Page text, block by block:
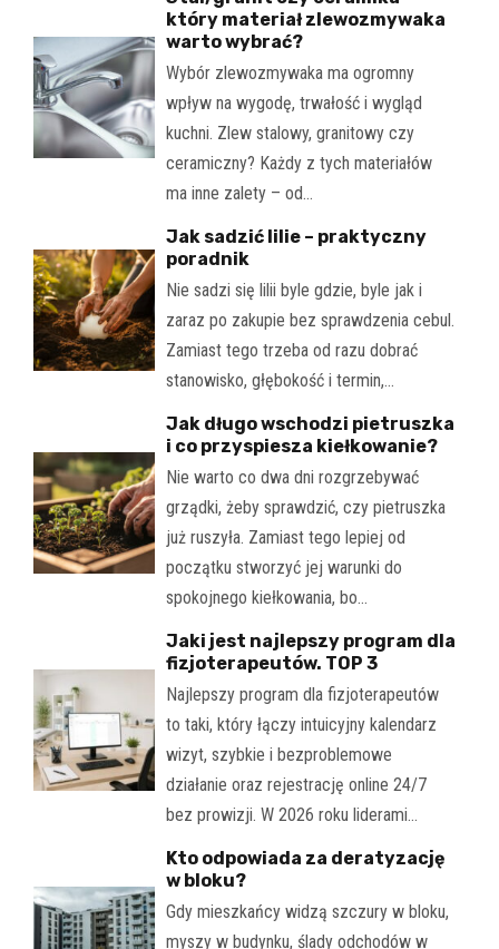
który materiał zlewozmywaka
warto wybrać?
Wybór zlewozmywaka ma ogromny
wpływ na wygodę, trwałość i wygląd
kuchni. Zlew stalowy, granitowy czy
ceramiczny? Każdy z tych materiałów
ma inne zalety – od…
Jak sadzić lilie – praktyczny
poradnik
Nie sadzi się lilii byle gdzie, byle jak i
zaraz po zakupie bez sprawdzenia cebul.
Zamiast tego trzeba od razu dobrać
stanowisko, głębokość i termin,…
Jak długo wschodzi pietruszka
i co przyspiesza kiełkowanie?
Nie warto co dwa dni rozgrzebywać
grządki, żeby sprawdzić, czy pietruszka
już ruszyła. Zamiast tego lepiej od
początku stworzyć jej warunki do
spokojnego kiełkowania, bo…
Jaki jest najlepszy program dla
fizjoterapeutów. TOP 3
Najlepszy program dla fizjoterapeutów
to taki, który łączy intuicyjny kalendarz
wizyt, szybkie i bezproblemowe
działanie oraz rejestrację online 24/7
bez prowizji. W 2026 roku liderami…
Kto odpowiada za deratyzację
w bloku?
Gdy mieszkańcy widzą szczury w bloku,
myszy w budynku, ślady odchodów w